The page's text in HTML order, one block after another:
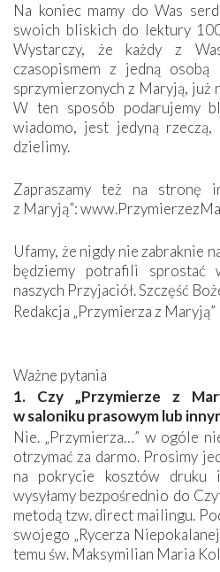
Na koniec mamy do Was
swoich bliskich do lektury
Wystarczy, że każdy z
czasopismem z jedną
sprzymierzonych z Maryją,
W ten sposób podarujemy
wiadomo, jest jedyną
dzielimy.
Zapraszamy też na stronę
z Maryją”:
Ufamy, że nigdy nie zabraknie
będziemy potrafili sprostać
naszych Przyjaciół. Szczęść
Redakcja „Przymierza z Maryją”
Ważne pytania
1. Czy „Przymierze z
w saloniku prasowym lub
Nie. „Przymierza…” w ogóle
otrzymać za darmo. Prosimy
na pokrycie kosztów druku
wysyłamy bezpośrednio do
metodą tzw. direct mailingu.
swojego „Rycerza
temu św. Maksymilian Maria